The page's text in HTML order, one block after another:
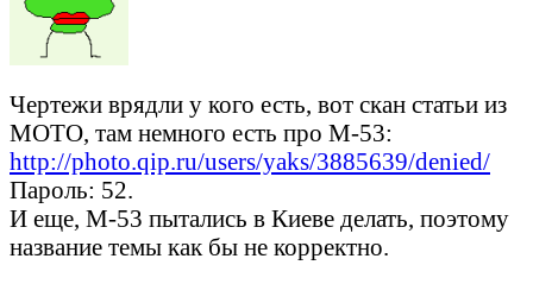
Чертежи врядли у кого есть, вот скан статьи из
МОТО, там немного есть про М-53:
http://photo.qip.ru/users/yaks/3885639/denied/
Пароль: 52.
И еще, М-53 пытались в Киеве делать, поэтому
название темы как бы не корректно.